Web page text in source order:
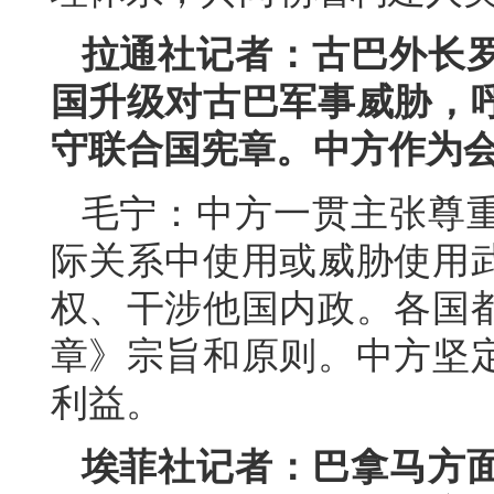
拉通社记者：古巴外长
国升级对古巴军事威胁，
守联合国宪章。中方作为
毛宁：中方一贯主张尊
际关系中使用或威胁使用
权、干涉他国内政。各国
章》宗旨和原则。中方坚
利益。
埃菲社记者：巴拿马方